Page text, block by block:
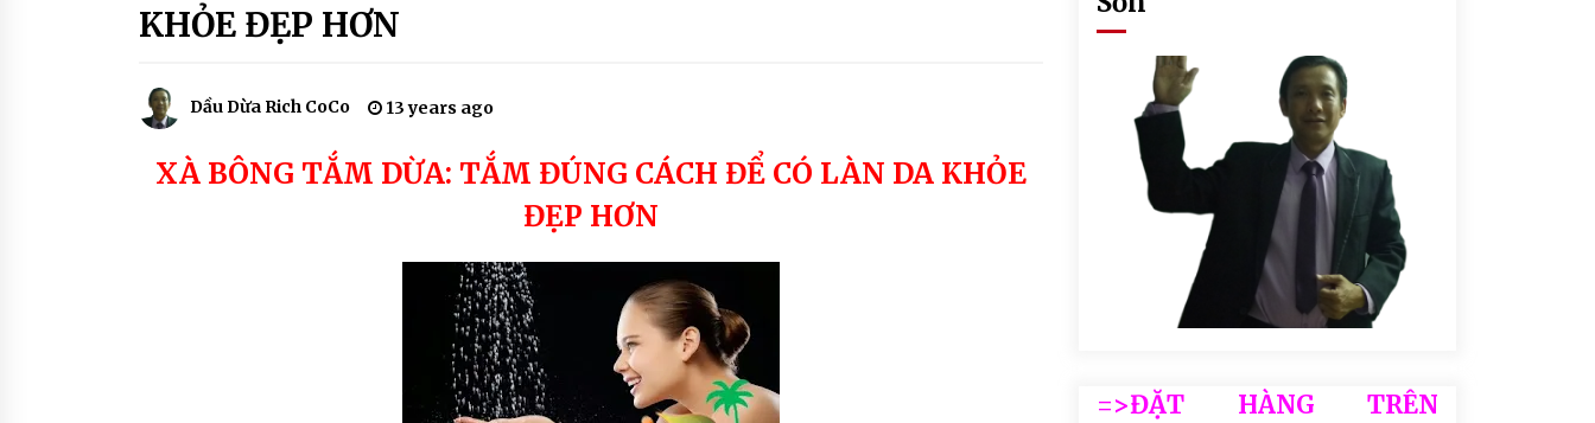
XÀ PHÒNG THIÊN NHIÊN THEO YÊU
CẦU6 years ago
NHIÊN – THE RICH SKIN
TƯ
VẤN
SINH
DƯỢC
THIÊN
DẦU
DỪA
KHỎE ĐẸP HƠN
Dầu Dừa Rich CoCo 13 years ago
XÀ BÔNG TẮM DỪA: TẮM ĐÚNG CÁCH ĐỂ CÓ LÀN DA KHỎE
ĐẸP HƠN
=>ĐẶT HÀNG TRÊN